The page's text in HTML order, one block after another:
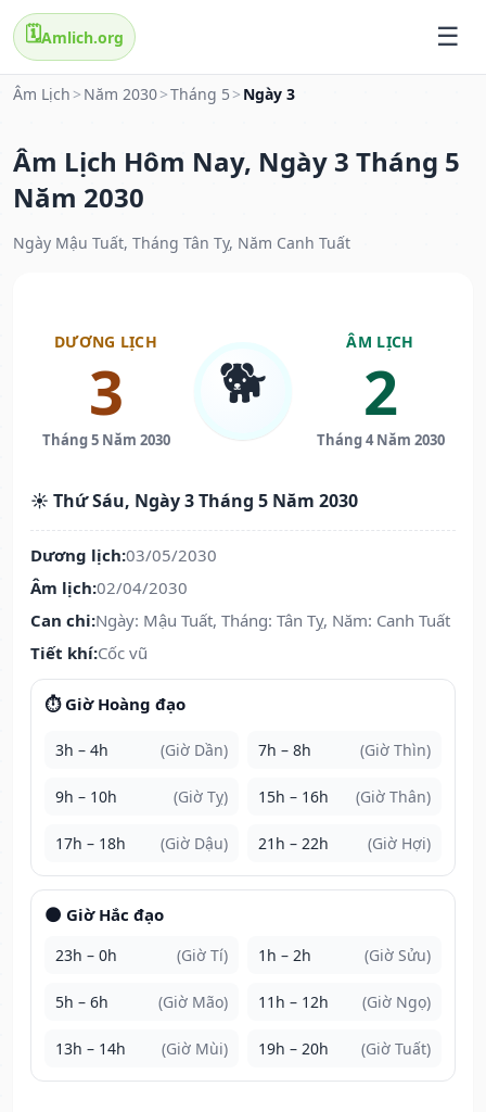
🗓️Amlich.org
Âm Lịch > Năm 2030>Tháng 5 > Ngày 3
Âm Lịch Hôm Nay, Ngày 3 Tháng 5
Năm 2030
Ngày Mậu Tuất, Tháng Tân Tỵ, Năm Canh Tuất
DƯƠNG LỊCH
3
Tháng 5 Năm 2030
🐕
ÂM LỊCH
2
Tháng 4 Năm 2030
☀️ Thứ Sáu, Ngày 3 Tháng 5 Năm 2030
Dương lịch:03/05/2030
Âm lịch:02/04/2030
Can chi:Ngày: Mậu Tuất, Tháng: Tân Tỵ, Năm: Canh Tuất
Tiết khí:Cốc vũ
⏱️ Giờ Hoàng đạo
3h – 4h (Giờ Dần) 7h – 8h (Giờ Thìn)
9h – 10h (Giờ Tỵ) 15h – 16h (Giờ Thân)
17h – 18h (Giờ Dậu) 21h – 22h (Giờ Hợi)
🌑 Giờ Hắc đạo
23h – 0h (Giờ Tí) 1h – 2h (Giờ Sửu)
5h – 6h (Giờ Mão) 11h – 12h (Giờ Ngọ)
13h – 14h (Giờ Mùi) 19h – 20h (Giờ Tuất)